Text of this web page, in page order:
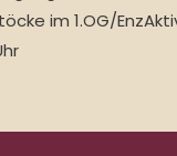
im 1.OG/